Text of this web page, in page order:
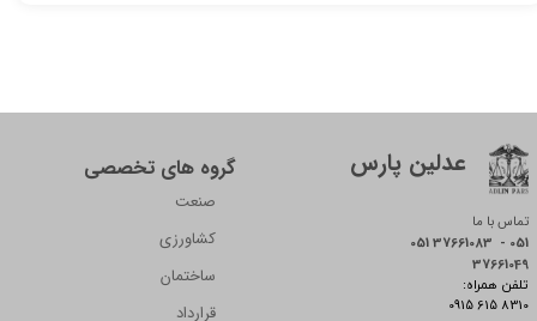
عدلین پارس
تماس با ما
051 37661083 - 051
37661049
:تلفن همراه
0915 615 8310
صنعت
کشاورزی
ساختمان
قرارداد
گروه های تخصصی